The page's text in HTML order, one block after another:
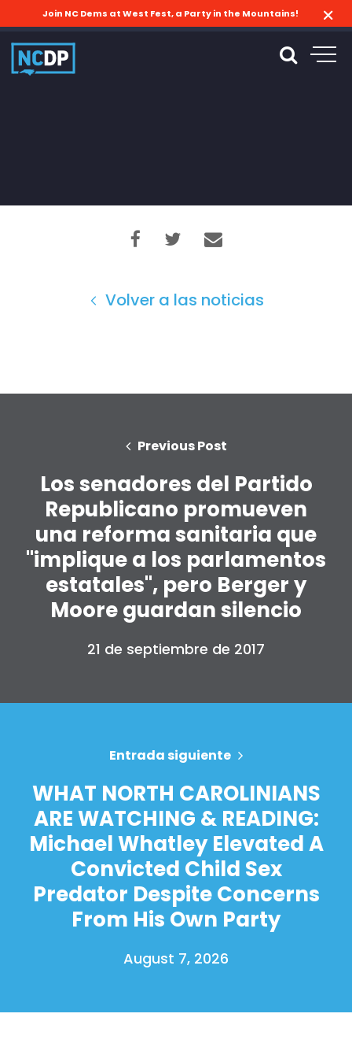
Join NC Dems at West Fest, a Party in the Mountains!
Volver a las noticias
Previous Post
Los senadores del Partido
Republicano promueven
una reforma sanitaria que
"implique a los parlamentos
estatales", pero Berger y
Moore guardan silencio
21 de septiembre de 2017
Entrada siguiente
WHAT NORTH CAROLINIANS
ARE WATCHING & READING:
Michael Whatley Elevated A
Convicted Child Sex
Predator Despite Concerns
From His Own Party
August 7, 2026